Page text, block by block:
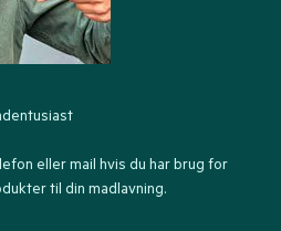
eller mail hvis du har brug for
til din madlavning.